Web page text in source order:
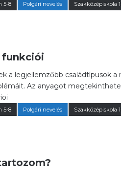
5-8 Polgári nevelés Szakközépiskola
funkciói
a legjellemzőbb családtípusok a
Az anyagot
5-8 Polgári nevelés Szakközépiskola